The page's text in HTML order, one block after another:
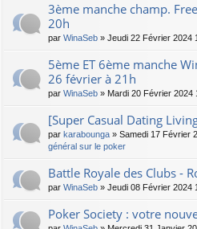
3ème manche champ.
20h
par WinaSeb » Jeudi 22 Février 2024
5ème ET 6ème manche
26 février à 21h
par WinaSeb » Mardi 20 Février 2024
[Super Сasual Dating
par karabounga » Samedi 17 Février
général sur le poker
Battle Royale des Clubs -
par WinaSeb » Jeudi 08 Février 2024
Poker Society : votre